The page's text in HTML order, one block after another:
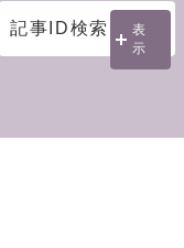
記事ID検索
表
示